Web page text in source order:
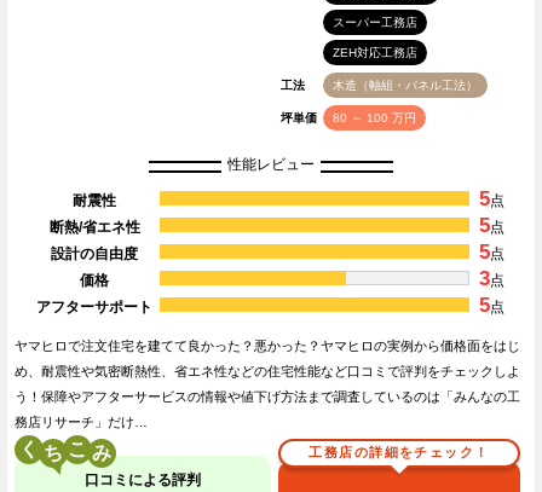
スーパー工務店
ZEH対応工務店
工法 木造（軸組・パネル工法）
坪単価 80 ～ 100 万円
性能レビュー
耐震性 5点
断熱/省エネ性
5点
設計の自由度
5点
価格
3点
アフターサポート
5点
ヤマヒロで注文住宅を建てて良かった？悪かった？ヤマヒロの実例から価格面をはじ
め、耐震性や気密断熱性、省エネ性などの住宅性能など口コミで評判をチェックしよ
う！保障やアフターサービスの情報や値下げ方法まで調査しているのは「みんなの工
務店リサーチ」だけ…
く こ
口コミによる評判
工務店の詳細をチェック！